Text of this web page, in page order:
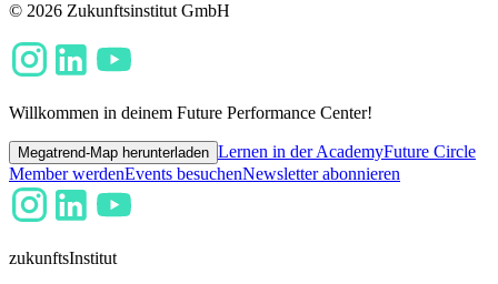
© 2026 Zukunftsinstitut GmbH
Willkommen in deinem Future Performance Center!
Megatrend-Map herunterladen Lernen in der AcademyFuture Circle
Member werdenEvents besuchenNewsletter abonnieren
zukunftsInstitut